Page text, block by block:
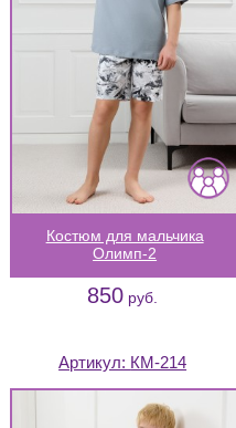
Костюм для мальчика
Олимп-2
850 руб.
Артикул: КМ-214